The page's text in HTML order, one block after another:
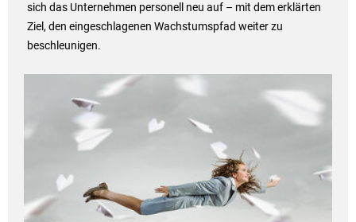
sich das Unternehmen personell neu auf – mit dem erklärten
Ziel, den eingeschlagenen Wachstumspfad weiter zu
beschleunigen.